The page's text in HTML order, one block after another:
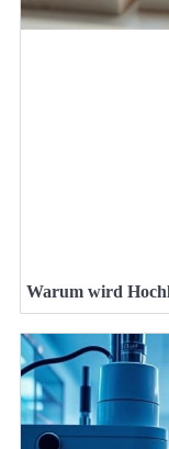
Warum wird